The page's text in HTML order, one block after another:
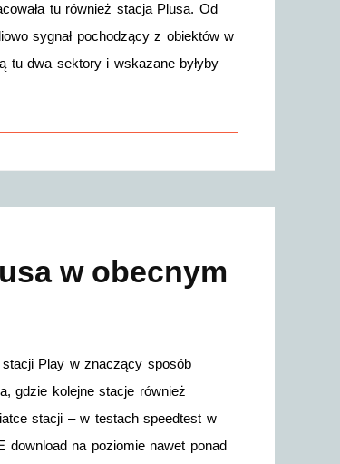
tu również stacja Plusa. Od
sygnał pochodzący z obiektów w
tu dwa sektory i wskazane byłyby
w obecnym
Play w znaczący sposób
gdzie kolejne stacje również
stacji – w testach speedtest w
na poziomie nawet ponad